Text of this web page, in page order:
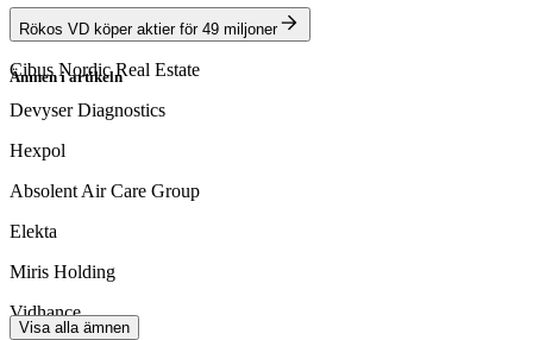
Spiltan Invest
Cibus Nordic Real Estate
Devyser Diagnostics
Hexpol
Absolent Air Care Group
Elekta
Miris Holding
Vidhance
Rökos VD köper aktier för 49 miljoner
Ämnen i artikeln
Electrolux
Elekta
Röko
Hexpol
Lagercrantz
Visa alla ämnen